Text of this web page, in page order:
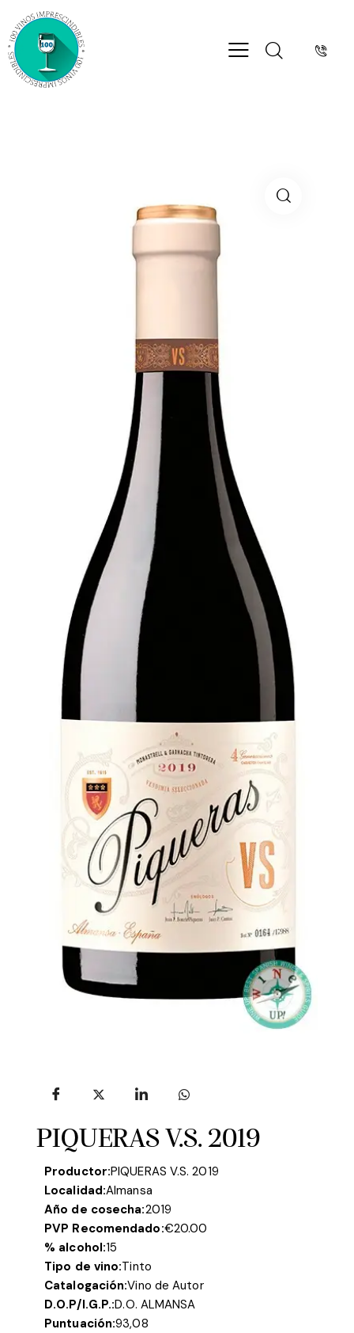
PIQUERAS V.S. 2019
Productor:PIQUERAS V.S. 2019
Localidad:Almansa
Año de cosecha:2019
PVP Recomendado:€20.00
% alcohol:15
Tipo de vino:Tinto
Catalogación:Vino de Autor
D.O.P/I.G.P.:D.O. ALMANSA
Puntuación:93,08